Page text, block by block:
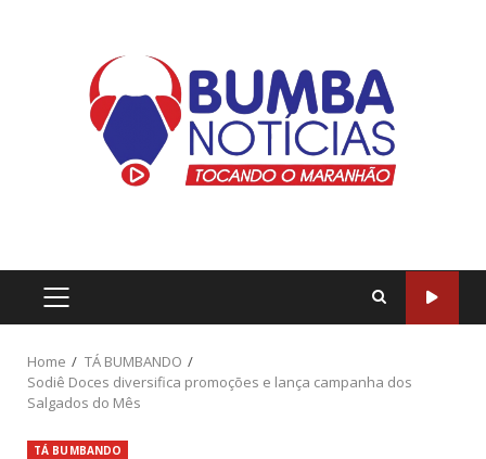
Home
TÁ BUMBANDO
Sodiê Doces diversifica promoções e lança campanha dos
Salgados do Mês
TÁ BUMBANDO